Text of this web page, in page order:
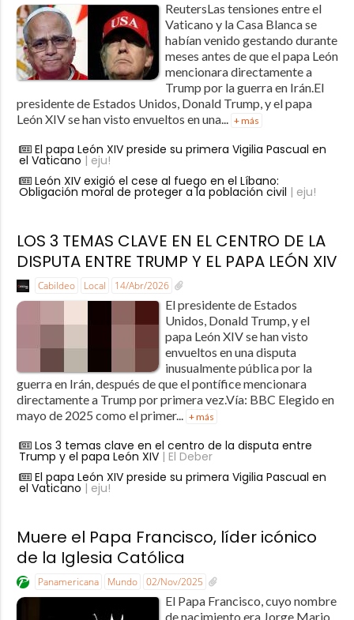
ReutersLas tensiones entre el
Vaticano y la Casa Blanca se
habían venido gestando durante
meses antes de que el papa León
mencionara directamente a
Trump por la guerra en Irán.El
presidente de Estados Unidos, Donald Trump, y el papa
León XIV se han visto envueltos en una... + más
El papa León XIV preside su primera Vigilia Pascual en
el Vaticano | eju!
León XIV exigió el cese al fuego en el Líbano:
Obligación moral de proteger a la población civil | eju!
LOS 3 TEMAS CLAVE EN EL CENTRO DE LA
DISPUTA ENTRE TRUMP Y EL PAPA LEÓN XIV
Cabildeo Local 14/Abr/2026
El presidente de Estados
Unidos, Donald Trump, y el
papa León XIV se han visto
envueltos en una disputa
inusualmente pública por la
guerra en Irán, después de que el pontífice mencionara
directamente a Trump por primera vez.Vía: BBC Elegido en
mayo de 2025 como el primer... + más
Los 3 temas clave en el centro de la disputa entre
Trump y el papa León XIV| El Deber
El papa León XIV preside su primera Vigilia Pascual en
el Vaticano | eju!
Muere el Papa Francisco, líder icónico
de la Iglesia Católica
Panamericana Mundo 02/Nov/2025
El Papa Francisco, cuyo nombre
de nacimiento era Jorge Mario